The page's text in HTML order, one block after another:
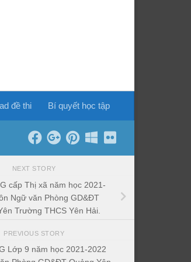
đề thi Bí quyết học tập
NEXT STORY
cấp Thị xã năm học 2021-
Ngữ văn Phòng GD&ĐT
Trường THCS Yên Hải.
PREVIOUS STORY
Lớp 9 năm học 2021-2022